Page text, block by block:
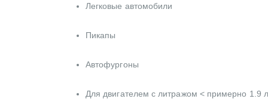
Легковые автомобили
Пикапы
Автофургоны
Для двигателем с литражом < примерно 1.9 л